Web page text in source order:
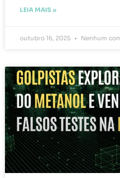
LEIA MAIS »
outubro 16, 2025 Nenhum